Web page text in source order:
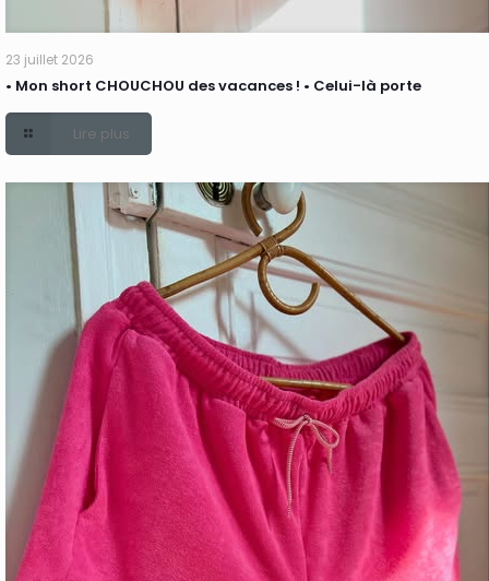
23 juillet 2026
• Mon short CHOUCHOU des vacances ! • Celui-là porte
Lire plus